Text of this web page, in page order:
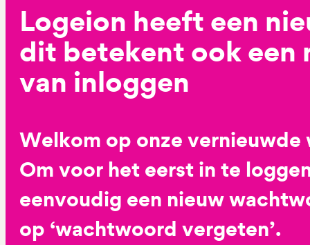
Logeion heeft een
dit betekent ook een
van inloggen
Welkom op onze vernieuwde
Om voor het eerst in te
eenvoudig een nieuw
op ‘wachtwoord vergeten’.